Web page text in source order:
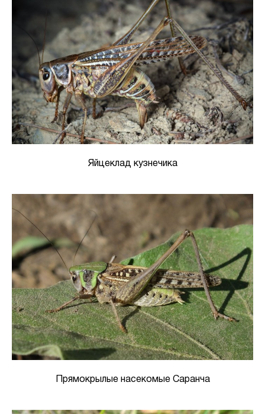
Яйцеклад кузнечика
Прямокрылые насекомые Саранча